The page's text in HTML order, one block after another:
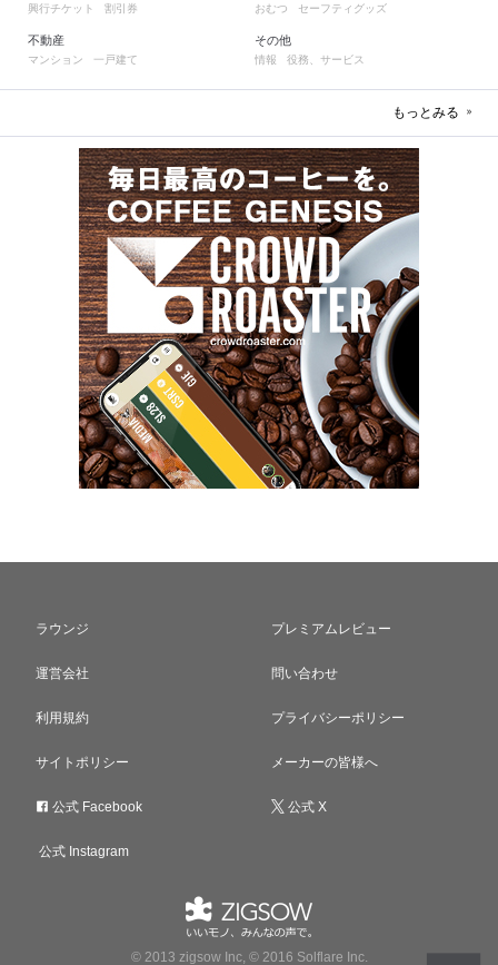
興行チケット 割引券
不動産
マンション 一戸建て
おむつ セーフティグッズ
その他
情報 役務、サービス
もっとみる
ラウンジ プレミアムレビュー
運営会社 問い合わせ
利用規約 プライバシーポリシー
サイトポリシー メーカーの皆様へ
公式 Facebook 公式 X
公式 Instagram
© 2013 zigsow Inc, © 2016 Solflare Inc.